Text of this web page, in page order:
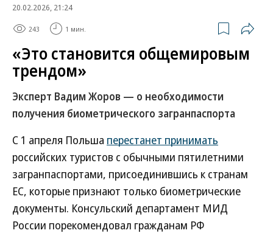
20.02.2026, 21:24
243 1 мин.
«Это становится общемировым
трендом»
Эксперт Вадим Жоров — о необходимости
получения биометрического загранпаспорта
С 1 апреля Польша перестанет принимать
российских туристов с обычными пятилетними
загранпаспортами, присоединившись к странам
ЕС, которые признают только биометрические
документы. Консульский департамент МИД
России порекомендовал гражданам РФ